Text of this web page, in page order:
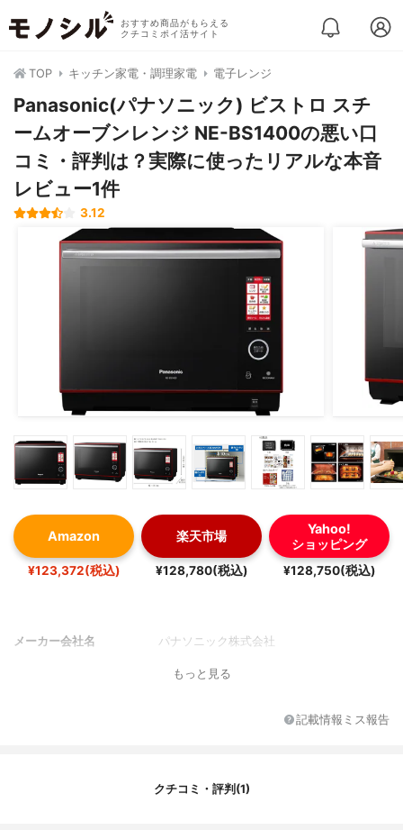
おすすめ商品がもらえる
クチコミポイ活サイト
TOP キッチン家電・調理家電 電子レンジ
Panasonic(パナソニック) ビストロ スチ
ームオーブンレンジ NE-BS1400の悪い口
コミ・評判は？実際に使ったリアルな本音
レビュー1件
3.12
Amazon
¥123,372(税込)
楽天市場
¥128,780(税込)
Yahoo!
ショッピング
¥128,750(税込)
メーカー会社名 パナソニック株式会社
もっと見る
記載情報ミス報告
クチコミ・評判(1)